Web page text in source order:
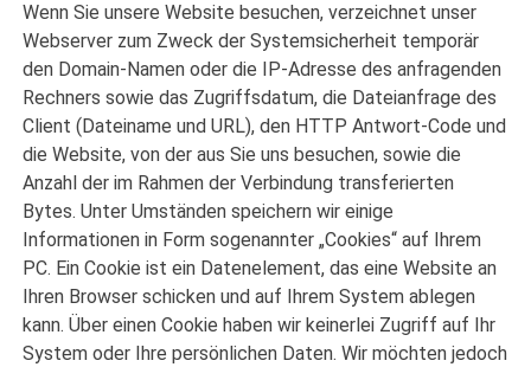
Wenn Sie unsere Website besuchen, verzeichnet unser
Webserver zum Zweck der Systemsicherheit temporär
den Domain-Namen oder die IP-Adresse des anfragenden
Rechners sowie das Zugriffsdatum, die Dateianfrage des
Client (Dateiname und URL), den HTTP Antwort-Code und
die Website, von der aus Sie uns besuchen, sowie die
Anzahl der im Rahmen der Verbindung transferierten
Bytes. Unter Umständen speichern wir einige
Informationen in Form sogenannter „Cookies“ auf Ihrem
PC. Ein Cookie ist ein Datenelement, das eine Website an
Ihren Browser schicken und auf Ihrem System ablegen
kann. Über einen Cookie haben wir keinerlei Zugriff auf Ihr
System oder Ihre persönlichen Daten. Wir möchten jedoch